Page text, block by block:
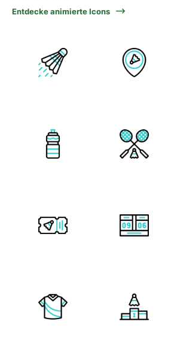
Entdecke animierte Icons